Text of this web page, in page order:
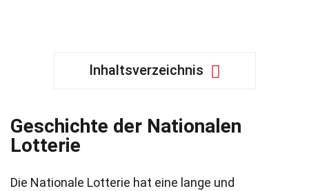
Inhaltsverzeichnis
Geschichte der Nationalen
Lotterie
Die Nationale Lotterie hat eine lange und